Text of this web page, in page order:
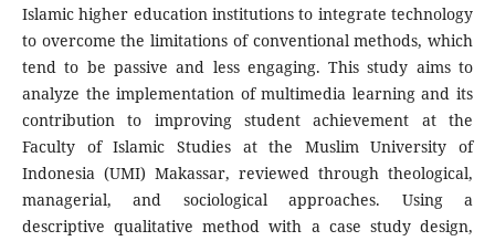
Islamic higher education institutions to integrate technology
to overcome the limitations of conventional methods, which
tend to be passive and less engaging. This study aims to
analyze the implementation of multimedia learning and its
contribution to improving student achievement at the
Faculty of Islamic Studies at the Muslim University of
Indonesia (UMI) Makassar, reviewed through theological,
managerial, and sociological approaches. Using a
descriptive qualitative method with a case study design,